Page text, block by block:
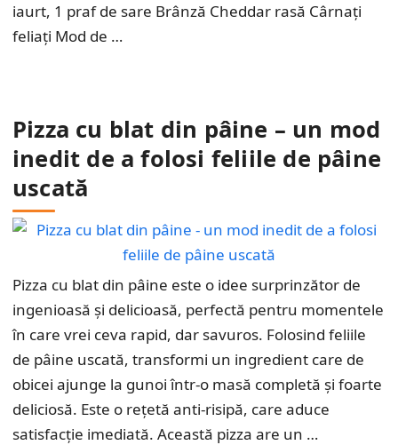
iaurt, 1 praf de sare Brânză Cheddar rasă Cârnați
feliați Mod de …
Pizza cu blat din pâine – un mod
inedit de a folosi feliile de pâine
uscată
Pizza cu blat din pâine este o idee surprinzător de
ingenioasă și delicioasă, perfectă pentru momentele
în care vrei ceva rapid, dar savuros. Folosind feliile
de pâine uscată, transformi un ingredient care de
obicei ajunge la gunoi într-o masă completă și foarte
deliciosă. Este o rețetă anti-risipă, care aduce
satisfacție imediată. Această pizza are un …